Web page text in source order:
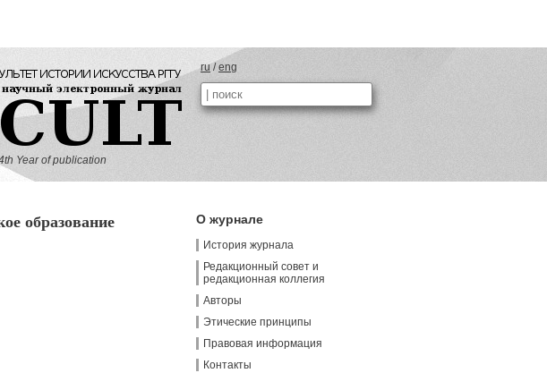
Year of publication
ru/ eng
образование О журнале
История журнала
Редакционный совет и
редакционная коллегия
Авторы
Этические принципы
Правовая информация
Контакты